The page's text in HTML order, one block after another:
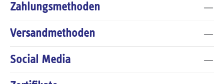
Zahlungsmethoden
Versandmethoden
Social Media